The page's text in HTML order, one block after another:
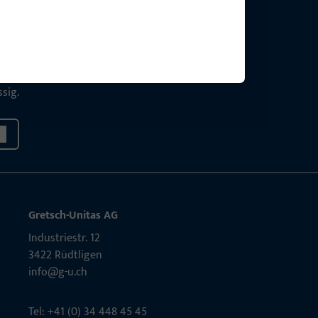
Gretsch-Unitas AG
Indu­s­triestr. 12
3422 Rüdt­ligen
info@g-u.ch
Tel: +41 (0) 34 448 45 45